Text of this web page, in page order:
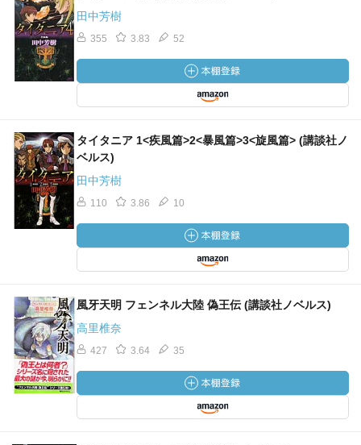
田中芳樹
355 3.83 52
タイタニア 1<疾風篇>2<暴風篇>3<旋風篇> (講談社ノ
ベルス)
田中芳樹
110 3.86 10
風牙天明 フェンネル大陸 偽王伝 (講談社ノベルス)
高里椎奈
427 3.64 35